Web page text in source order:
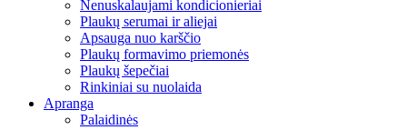
Nenuskalaujami kondicionieriai
Plaukų serumai ir aliejai
Apsauga nuo karščio
Plaukų formavimo priemonės
Plaukų šepečiai
Rinkiniai su nuolaida
Apranga
Palaidinės